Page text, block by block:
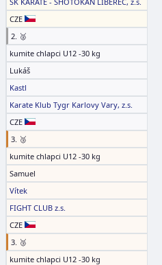
CZE
2. 🥈
kumite chlapci U12 -30 kg
Lukáš
Kastl
Karate Klub Tygr Karlovy Vary, z.s.
CZE
3. 🥉
kumite chlapci U12 -30 kg
Samuel
Vítek
FIGHT CLUB z.s.
CZE
3. 🥉
kumite chlapci U12 -30 kg